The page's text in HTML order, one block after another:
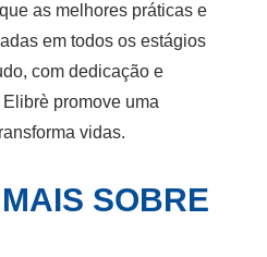
as melhores práticas e
em todos os estágios
com dedicação e
promove uma
vidas.
SOBRE